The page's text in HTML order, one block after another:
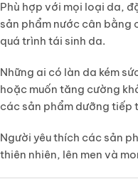
Phù hợp với mọi loại da,
sản phẩm nước cân bằng
quá trình tái sinh da.
Những ai có làn da kém
hoặc muốn tăng cường
các sản phẩm dưỡng tiếp
Người yêu thích các sản
thiên nhiên, lên men và